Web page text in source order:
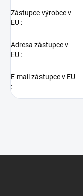
Zástupce výrobce v
EU :
Adresa zástupce v
EU :
E-mail zástupce v EU
: